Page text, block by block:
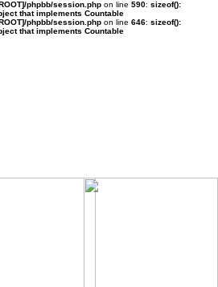
phpbb/session.php on line 590: sizeof():
that implements Countable
phpbb/session.php on line 646: sizeof():
that implements Countable